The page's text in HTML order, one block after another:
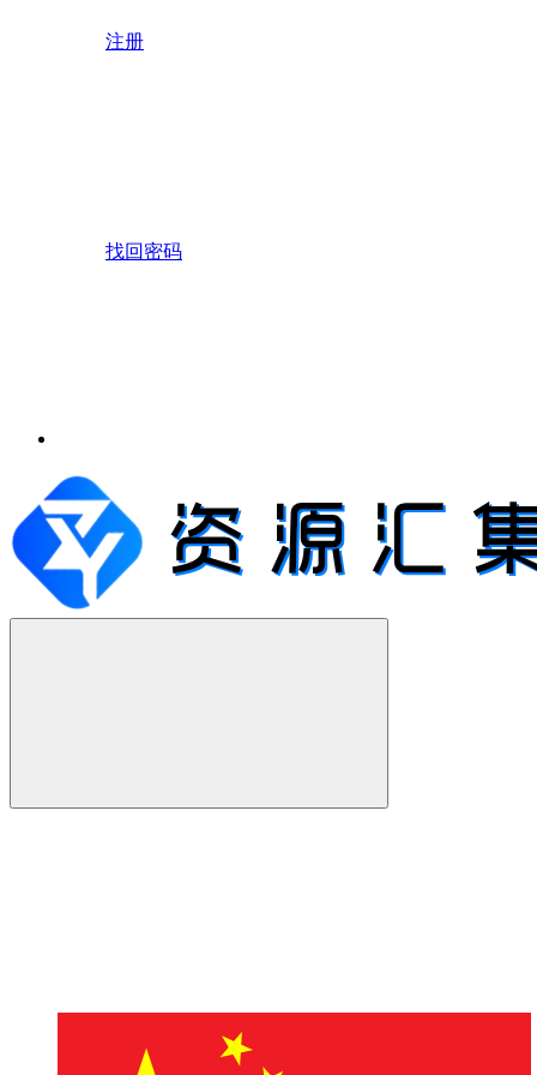
注册
找回密码